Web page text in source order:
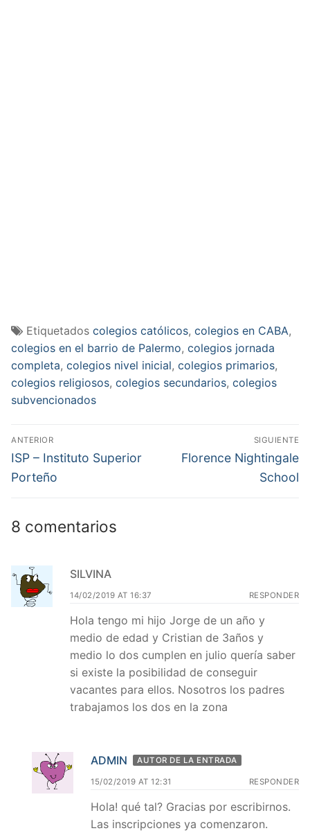
Etiquetados colegios católicos, colegios en CABA,
colegios en el barrio de Palermo, colegios jornada
completa, colegios nivel inicial, colegios primarios,
colegios religiosos, colegios secundarios, colegios
subvencionados
Navegación
de
entradas
ANTERIOR
Entrada
anterior:
ISP – Instituto Superior
Porteño
SIGUIENTE
Entrada
Florence Nightingale
School
8 comentarios
SILVINA
14/02/2019 AT 16:37 RESPONDER
Hola tengo mi hijo Jorge de un año y
medio de edad y Cristian de 3años y
medio lo dos cumplen en julio quería saber
si existe la posibilidad de conseguir
vacantes para ellos. Nosotros los padres
trabajamos los dos en la zona
ADMIN AUTOR DE LA ENTRADA
15/02/2019 AT 12:31 RESPONDER
Hola! qué tal? Gracias por escribirnos.
Las inscripciones ya comenzaron.